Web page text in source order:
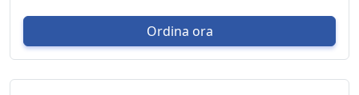
Ordina ora